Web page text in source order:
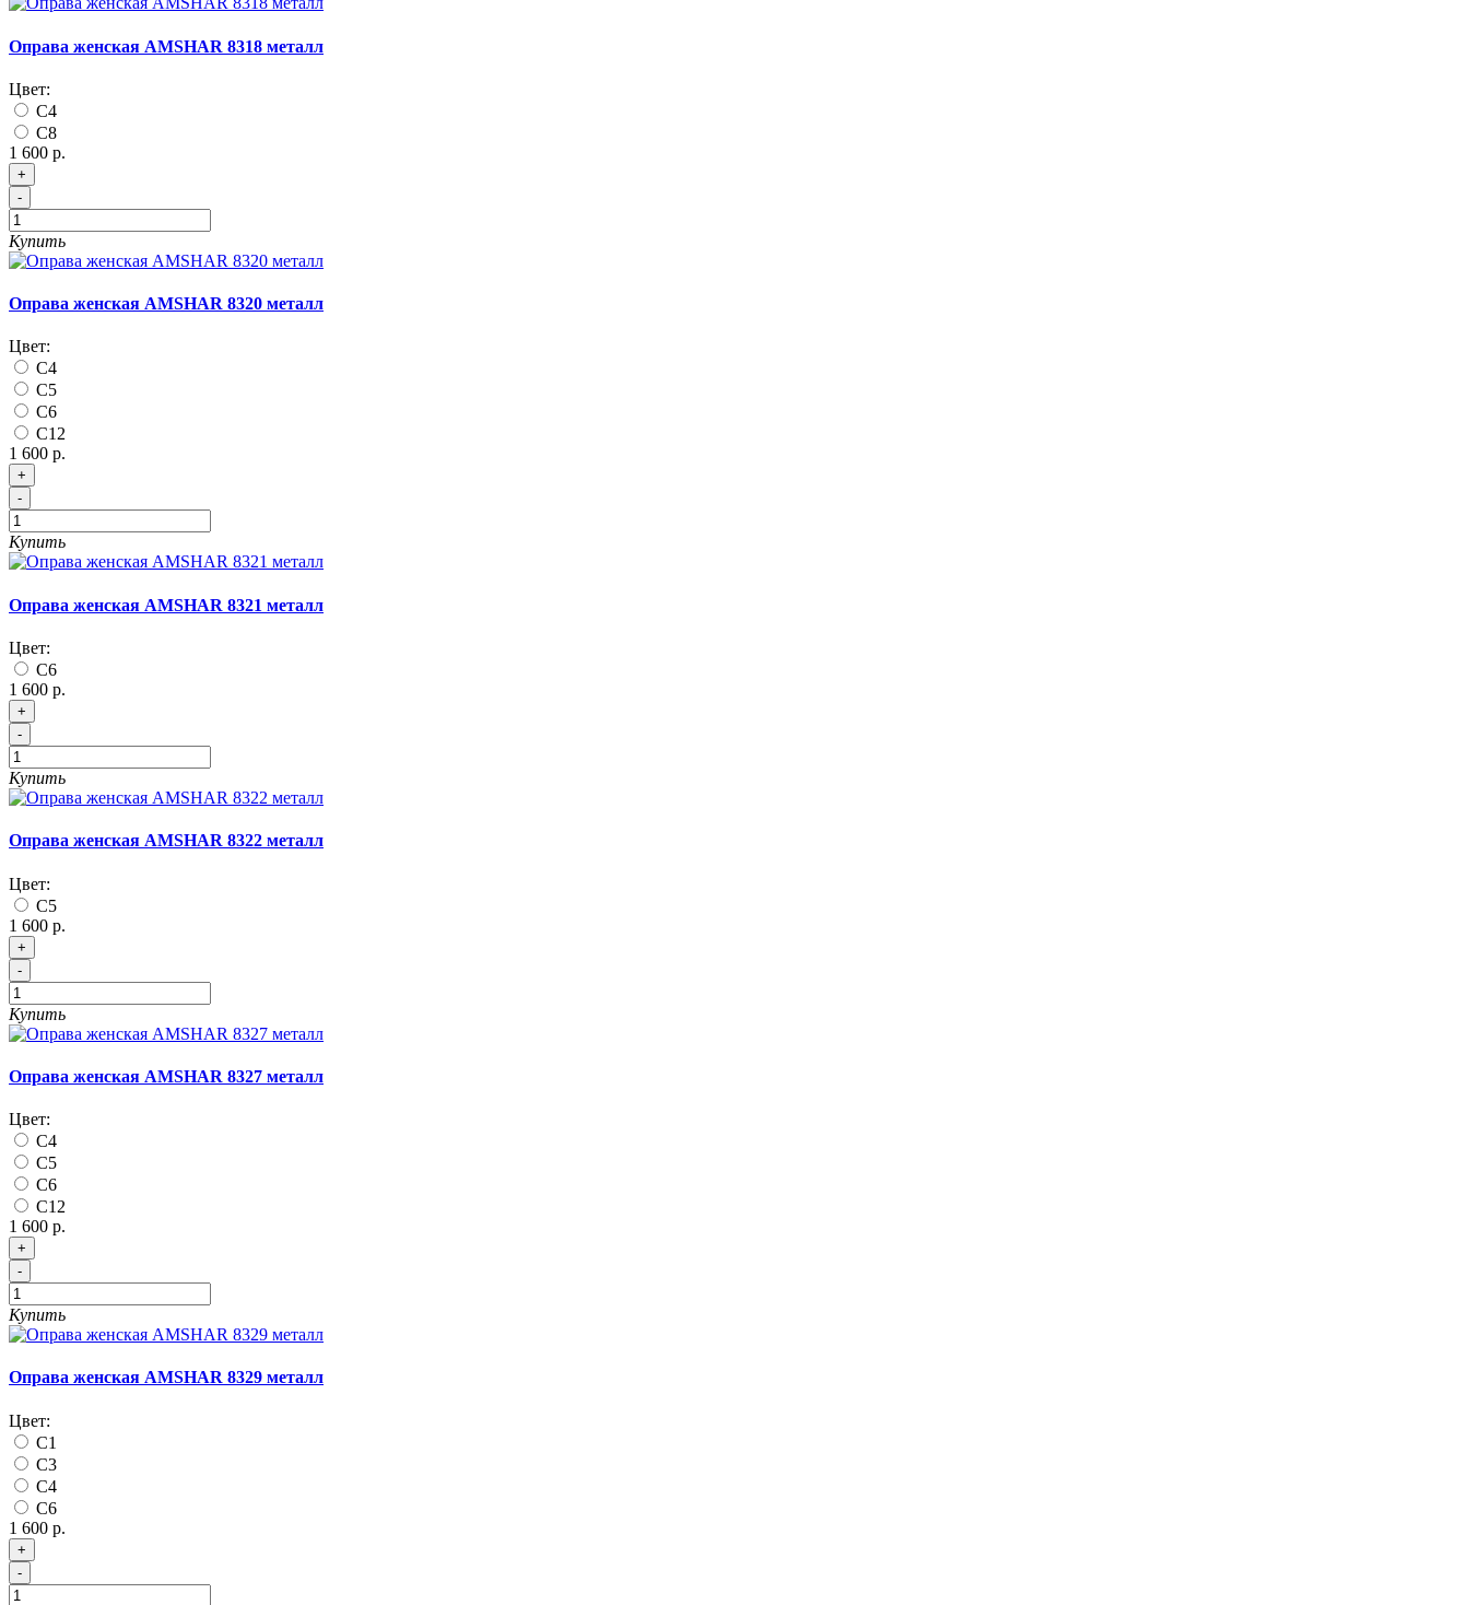
Оправа женская AMSHAR 8318 металл
Цвет:
C4
C8
1 600 р.
+
-
Купить
Оправа женская AMSHAR 8320 металл
Цвет:
C4
C5
C6
C12
1 600 р.
+
-
Купить
Оправа женская AMSHAR 8321 металл
Цвет:
C6
1 600 р.
+
-
Купить
Оправа женская AMSHAR 8322 металл
Цвет:
C5
1 600 р.
+
-
Купить
Оправа женская AMSHAR 8327 металл
Цвет:
C4
C5
C6
C12
1 600 р.
+
-
Купить
Оправа женская AMSHAR 8329 металл
Цвет:
C1
C3
C4
C6
1 600 р.
+
-